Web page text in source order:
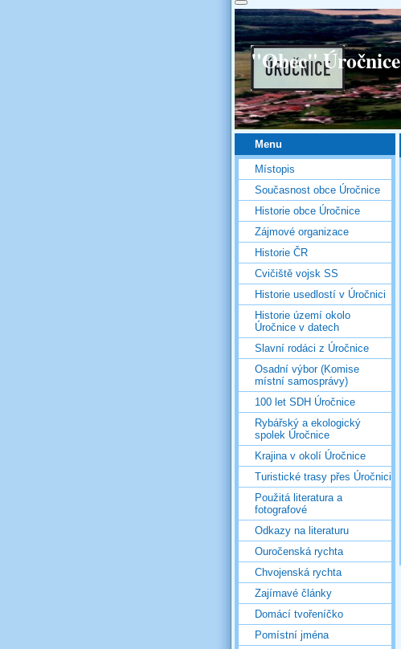
"Obec" Úročnice
Menu
Místopis
Současnost obce Úročnice
Historie obce Úročnice
Zájmové organizace
Historie ČR
Cvičiště vojsk SS
Historie usedlostí v Úročnici
Historie území okolo
Úročnice v datech
Slavní rodáci z Úročnice
Osadní výbor (Komise
místní samosprávy)
100 let SDH Úročnice
Rybářský a ekologický
spolek Úročnice
Krajina v okolí Úročnice
Turistické trasy přes Úročnici
Použitá literatura a
fotografové
Odkazy na literaturu
Ouročenská rychta
Chvojenská rychta
Zajímavé články
Domácí tvořeníčko
Pomístní jména